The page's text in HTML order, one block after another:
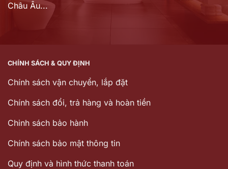
Châu Âu...
CHÍNH SÁCH & QUY ĐỊNH
Chính sách vận chuyển, lắp đặt
Chính sách đổi, trả hàng và hoàn tiền
Chinh sách bảo hành
Chính sách bảo mật thông tin
Quy định và hình thức thanh toán